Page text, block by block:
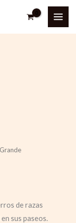
de razas
sus paseos.